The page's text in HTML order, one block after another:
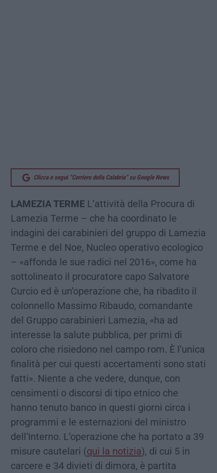
Clicca e segui “Corriere della Calabria” su Google News
LAMEZIA TERME L’attività della Procura di
Lamezia Terme – che ha coordinato le
indagini dei carabinieri del gruppo di Lamezia
Terme e del Noe, Nucleo operativo ecologico
– «affonda le sue radici nel 2016», come ha
sottolineato il procuratore capo Salvatore
Curcio ed è un’operazione che, ha ribadito il
colonnello Massimo Ribaudo, comandante
del Gruppo carabinieri Lamezia, «ha ad
interesse la salute pubblica, per primi di
coloro che risiedono nel campo rom. È l’unica
finalità per cui questi accertamenti sono stati
fatti». Niente a che vedere, dunque, con
censimenti o discorsi di tipo etnico che
hanno tenuto banco in questi giorni circa i
programmi e le esternazioni del ministro
dell’Interno. L’operazione che ha portato a 39
misure cautelari (qui la notizia), di cui 5 in
carcere e 34 divieti di dimora, è partita